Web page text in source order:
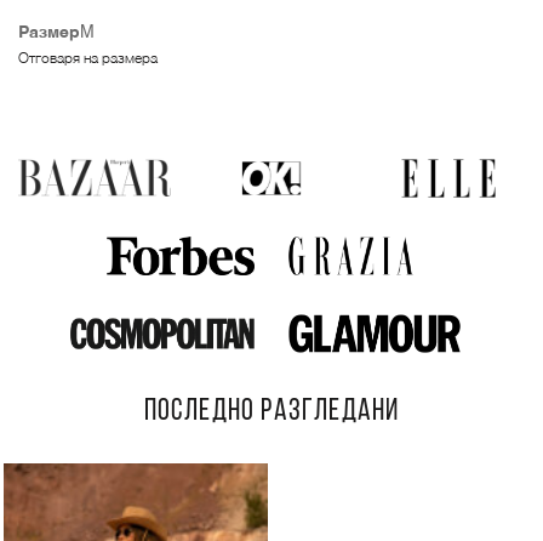
Размер M
Отговаря на размера
ПОСЛЕДНО РАЗГЛЕДАНИ